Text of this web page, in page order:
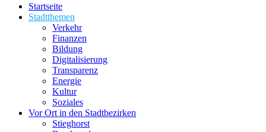
Startseite
Stadtthemen
Verkehr
Finanzen
Bildung
Digitalisierung
Transparenz
Energie
Kultur
Soziales
Vor Ort in den Stadtbezirken
Stieghorst